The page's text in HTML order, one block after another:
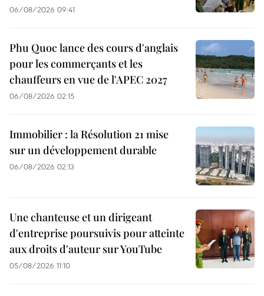
06/08/2026 09:41
Phu Quoc lance des cours d'anglais
pour les commerçants et les
chauffeurs en vue de l'APEC 2027
06/08/2026 02:15
Immobilier : la Résolution 21 mise
sur un développement durable
06/08/2026 02:13
Une chanteuse et un dirigeant
d'entreprise poursuivis pour atteinte
aux droits d'auteur sur YouTube
05/08/2026 11:10